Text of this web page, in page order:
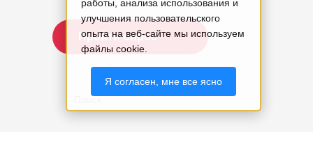
Пройти опрос
работы, анализа использования и
улучшения пользовательского
опыта на веб-сайте мы используем
файлы cookie.
Я согласен, мне все ясно